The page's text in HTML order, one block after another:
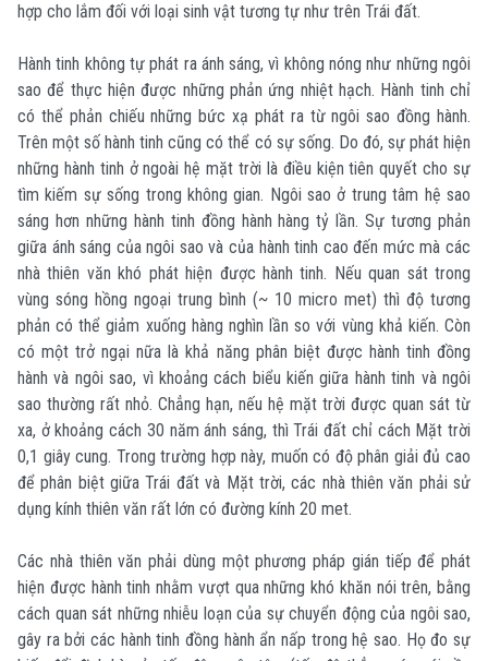
hợp cho lắm đối với loại sinh vật tương tự như trên Trái đất.
Hành tinh không tự phát ra ánh sáng, vì không nóng như những ngôi
sao để thực hiện được những phản ứng nhiệt hạch. Hành tinh chỉ
có thể phản chiếu những bức xạ phát ra từ ngôi sao đồng hành.
Trên một số hành tinh cũng có thể có sự sống. Do đó, sự phát hiện
những hành tinh ở ngoài hệ mặt trời là điều kiện tiên quyết cho sự
tìm kiếm sự sống trong không gian. Ngôi sao ở trung tâm hệ sao
sáng hơn những hành tinh đồng hành hàng tỷ lần. Sự tương phản
giữa ánh sáng của ngôi sao và của hành tinh cao đến mức mà các
nhà thiên văn khó phát hiện được hành tinh. Nếu quan sát trong
vùng sóng hồng ngoại trung bình (~ 10 micro met) thì độ tương
phản có thể giảm xuống hàng nghìn lần so với vùng khả kiến. Còn
có một trở ngại nữa là khả năng phân biệt được hành tinh đồng
hành và ngôi sao, vì khoảng cách biểu kiến giữa hành tinh và ngôi
sao thường rất nhỏ. Chẳng hạn, nếu hệ mặt trời được quan sát từ
xa, ở khoảng cách 30 năm ánh sáng, thì Trái đất chỉ cách Mặt trời
0,1 giây cung. Trong trường hợp này, muốn có độ phân giải đủ cao
để phân biệt giữa Trái đất và Mặt trời, các nhà thiên văn phải sử
dụng kính thiên văn rất lớn có đường kính 20 met.
Các nhà thiên văn phải dùng một phương pháp gián tiếp để phát
hiện được hành tinh nhằm vượt qua những khó khăn nói trên, bằng
cách quan sát những nhiễu loạn của sự chuyển động của ngôi sao,
gây ra bởi các hành tinh đồng hành ẩn nấp trong hệ sao. Họ đo sự